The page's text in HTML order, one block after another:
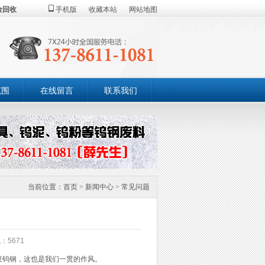
回收 手机版 收藏本站 网站地图
在线留言 联系我们
当前位置： 首页 > 新闻中心 > 常见问题
5671
钢，这也是我们一贯的作风。